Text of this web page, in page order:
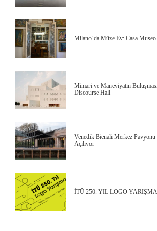
Milano’da Müze Ev: Casa
Mimari ve Maneviyatın
Discourse Hall
Venedik Bienali Merkez Pavyonu
Açılıyor
İTÜ 250. YIL LOGO